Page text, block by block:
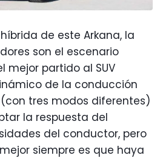
de este Arkana, la
son el escenario
mejor partido al SUV
de la conducción
(con tres modos diferentes)
la respuesta del
del conductor, pero
siempre es que haya